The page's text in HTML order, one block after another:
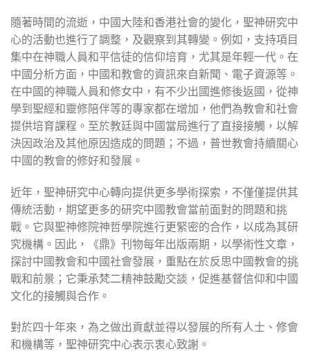
隨著時間的流逝，中國大陸和香港社會的變化，聖神研究中
心的活動也進行了調整，及觀察到其轉變。例如，支持項目
集中在神職人員和平信徒的信仰培育，尤其是年輕一代。在
中國分析方面，中國和教會的資訊來自新聞、電子資源等。
在中國的神職人員和修女中，有不少出國進修後返國，從神
學到聖經和靈修陪伴等的專家都在增加，他們為教會和社會
提供培育課程。至於教廷與中國當局進行了直接接觸，以解
決因政治及其他原因造成的問題；不過，普世教會持續關心
中國的教會的修好和發展。
近年，聖神研究中心轉向提供更多學術探索，不僅僅提供其
傳統活動，期望更多的研究中國教會當前面對的問題和挑
戰。它與聖神修院神哲學院進行更緊密的合作，以成為其研
究機構。因此，《鼎》刊物每年出版兩期，以學術性文章，
探討中國教會和中國社會發展，重點在於反思中國教會的挑
戰和前景；它秉承梵二精神鼓勵交談，促進基督信仰和中國
文化的接觸與合作。
對於四十年來，為之做出貢獻並得以發展的所有人士、修會
和機構等，聖神研究中心表示衷心致謝。